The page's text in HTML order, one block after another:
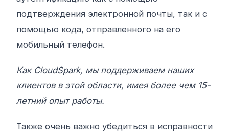
подтверждения электронной почты, так и с
помощью кода, отправленного на его
мобильный телефон.
Как CloudSpark, мы поддерживаем наших
клиентов в этой области, имея более чем 15-
летний опыт работы.
Также очень важно убедиться в исправности